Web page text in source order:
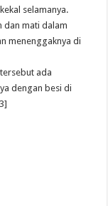
selamanya.
dan mati dalam
menenggaknya di
ada
dengan besi di